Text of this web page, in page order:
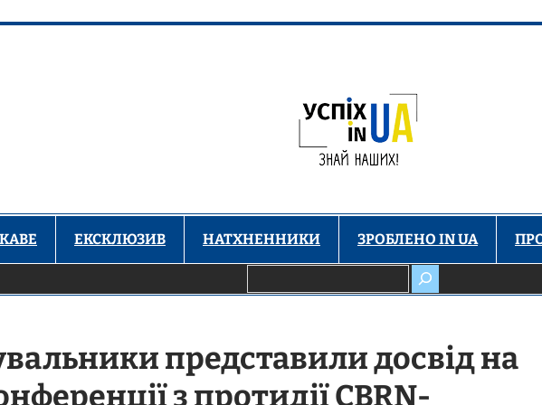
ЕКСКЛЮЗИВ НАТХНЕННИКИ ЗРОБЛЕНО IN UA
представили досвід на
з протидії CBRN-